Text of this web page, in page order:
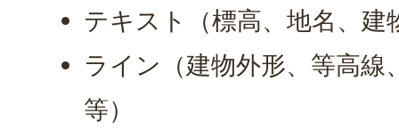
テキスト（標高、地名、建
ライン（建物外形、等高線
等）